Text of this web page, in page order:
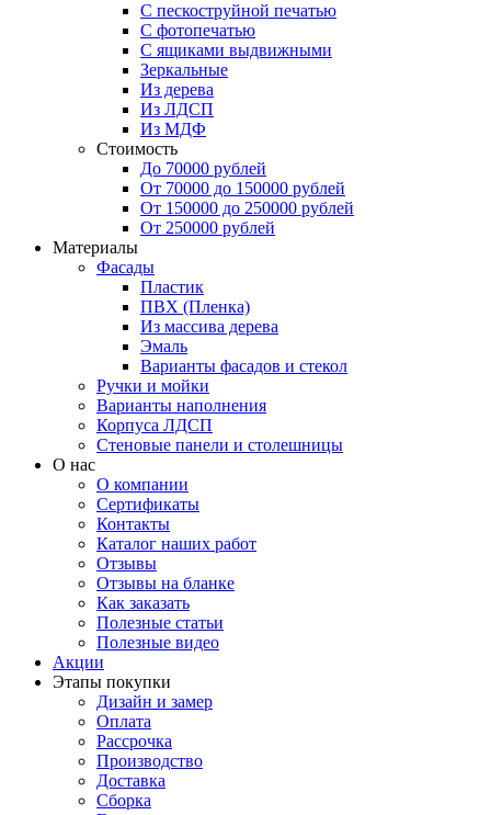
C пескоструйной печатью
C фотопечатью
C ящиками выдвижными
Зеркальные
Из дерева
Из ЛДСП
Из МДФ
Стоимость
До 70000 рублей
От 70000 до 150000 рублей
От 150000 до 250000 рублей
От 250000 рублей
Материалы
Фасады
Пластик
ПВХ (Пленка)
Из массива дерева
Эмаль
Варианты фасадов и стекол
Ручки и мойки
Варианты наполнения
Корпуса ЛДСП
Стеновые панели и столешницы
О нас
О компании
Сертификаты
Контакты
Каталог наших работ
Отзывы
Отзывы на бланке
Как заказать
Полезные статьи
Полезные видео
Акции
Этапы покупки
Дизайн и замер
Оплата
Рассрочка
Производство
Доставка
Сборка